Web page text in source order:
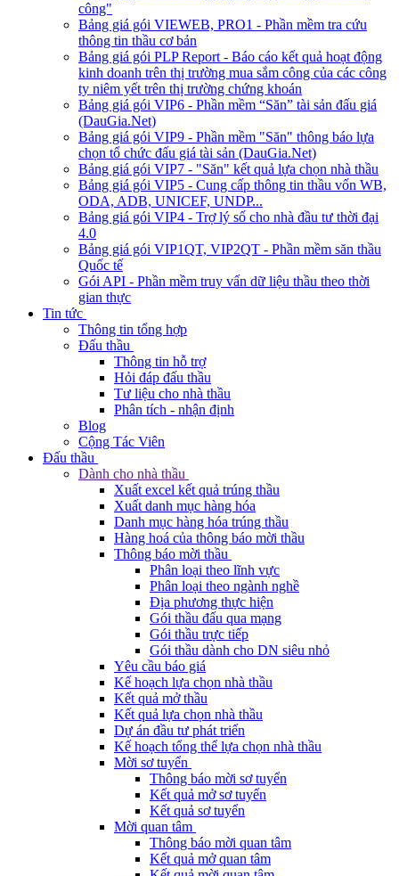
công"
Bảng giá gói VIEWEB, PRO1 - Phần mềm tra cứu
thông tin thầu cơ bản
Bảng giá gói PLP Report - Báo cáo kết quả hoạt động
kinh doanh trên thị trường mua sắm công của các công
ty niêm yết trên thị trường chứng khoán
Bảng giá gói VIP6 - Phần mềm “Săn” tài sản đấu giá
(DauGia.Net)
Bảng giá gói VIP9 - Phần mềm "Săn" thông báo lựa
chọn tổ chức đấu giá tài sản (DauGia.Net)
Bảng giá gói VIP7 - "Săn" kết quả lựa chọn nhà thầu
Bảng giá gói VIP5 - Cung cấp thông tin thầu vốn WB,
ODA, ADB, UNICEF, UNDP...
Bảng giá gói VIP4 - Trợ lý số cho nhà đầu tư thời đại
4.0
Bảng giá gói VIP1QT, VIP2QT - Phần mềm săn thầu
Quốc tế
Gói API - Phần mềm truy vấn dữ liệu thầu theo thời
gian thực
Tin tức
Thông tin tổng hợp
Đấu thầu
Thông tin hỗ trợ
Hỏi đáp đấu thầu
Tư liệu cho nhà thầu
Phân tích - nhận định
Blog
Cộng Tác Viên
Đấu thầu
Dành cho nhà thầu
Xuất excel kết quả trúng thầu
Xuất danh mục hàng hóa
Danh mục hàng hóa trúng thầu
Hàng hoá của thông báo mời thầu
Thông báo mời thầu
Phân loại theo lĩnh vực
Phân loại theo ngành nghề
Địa phương thực hiện
Gói thầu đấu qua mạng
Gói thầu trực tiếp
Gói thầu dành cho DN siêu nhỏ
Yêu cầu báo giá
Kế hoạch lựa chọn nhà thầu
Kết quả mở thầu
Kết quả lựa chọn nhà thầu
Dự án đầu tư phát triển
Kế hoạch tổng thể lựa chọn nhà thầu
Mời sơ tuyển
Thông báo mời sơ tuyển
Kết quả mở sơ tuyển
Kết quả sơ tuyển
Mời quan tâm
Thông báo mời quan tâm
Kết quả mở quan tâm